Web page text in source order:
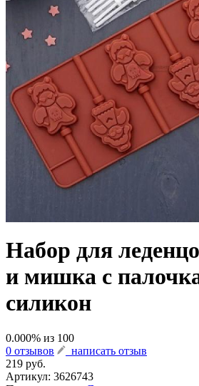
Набор для
и мишка с
силикон
0.000% из 100
0 отзывов
написать отзыв
219 руб.
Артикул: 3626743